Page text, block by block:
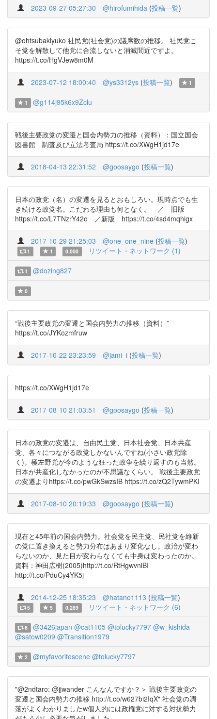
2023-09-27 05:27:30 @hirofumihida (投稿一覧)
@ohtsubakiyuko 社民党(社会党)の議席数の推移。 社民党こ
そ党を解散して他党に合流しないと消滅間近ですよ。
https://t.co/HgVJew8m0M
2023-07-12 18:00:40 @ys3312ys (投稿一覧) 1
1 @g114j95k6x9Zclu
戦後主要政党の変遷と国会内勢力の推移（資料）：国立国会
図書館 調査及び立法考査局 https://t.co/XWgH1jd17e
2018-04-13 22:31:52 @goosaygo (投稿一覧)
日本の政党（名）の変遷を見るとおもしろい。現時点でも生
き続ける政党名。こだわる理由も何となく。 ／ 旧版
https://t.co/L7TNzrY42o ／新版 https://t.co/4sd4mqhigx
2017-10-29 21:25:03 @one_one_nine (投稿一覧)
1 1 0.000 リツイート・ネットワーク (1)
1 @dozing827
0
“戦後主要政党の変遷と国会内勢力の推移（資料）”
https://t.co/JYKozmfruw
2017-10-22 23:23:59 @jami_i (投稿一覧)
https://t.co/XWgH1jd17e
2017-08-10 21:03:51 @goosaygo (投稿一覧)
日本の政党の変遷は、自由民主党、日本社会党、日本共産
党、各々につながる政党しかないんですね(小さい政党除
く)。極左野党が今のような狂った政争を繰り返すのも当然。
日本が共産化しなかったのが不思議なくらい。 戦後主要政党
の変遷よりhttps://t.co/pwGkSwzsIB https://t.co/zQ2TywmPKI
2017-08-10 20:19:33 @goosaygo (投稿一覧)
現在と45年前の国会内勢力。社会党を民主党、民社党を維新
の党に置き換えると勢力分布はあまり変化なし。政治が変わ
らないのか、見た目が変わらなくても中身は変わったのか。
資料：神田広樹(2005)http://t.co/RtHgwvniBI
http://t.co/PduCy4YK5j
2014-12-25 18:35:23 @hatano1113 (投稿一覧)
5 5 0.289 リツイート・ネットワーク (6)
6 @3426japan @cat1105 @tolucky7797 @w_kishida
@satow0209 @Transition1979
2 @myfavoritescene @tolucky7797
"@2ndtaro: @jjwander こんなんですか？＞ 戦後主要政党の
変遷と国会内勢力の推移 http://t.co/w627bi2IqX" 社会党の凋
落がよくわかりましたw個人的には政権党に対する対抗勢力